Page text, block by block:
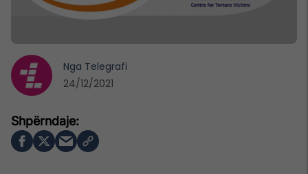
Nga Telegrafi
24/12/2021